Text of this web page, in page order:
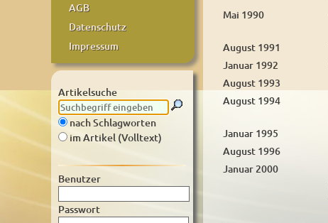
AGB
Datenschutz
Impressum
Artikelsuche
nach Schlagworten
im Artikel (Volltext)
Benutzer
Passwort
Mai 1990
August 1991
Januar 1992
August 1993
August 1994
Januar 1995
August 1996
Januar 2000